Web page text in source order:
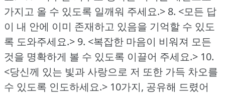
가지고 올 수 있도록 일깨워 주세요.> 8. <모든 답
이 내 안에 이미 존재하고 있음을 기억할 수 있도
록 도와주세요.> 9. <복잡한 마음이 비워져 모든
것을 명확하게 볼 수 있도록 이끌어 주세요.> 10.
<당신께 있는 빛과 사랑으로 저 또한 가득 차오를
수 있도록 인도하세요.> 10가지, 공유해 드렸어